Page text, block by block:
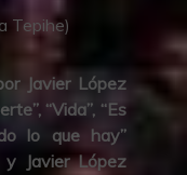
Tepihe)
Javier López
“Vida”, “Es
lo que hay”
y Javier López